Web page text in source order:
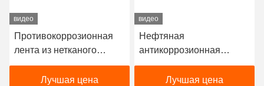
видео
Противокоррозионная
лента из нетканого
петролата в объеме 1,5
кг на квадратный метр
Лучшая цена
видео
Нефтяная
антикоррозионная
смазочная лента для
трубопроводного
Лучшая цена